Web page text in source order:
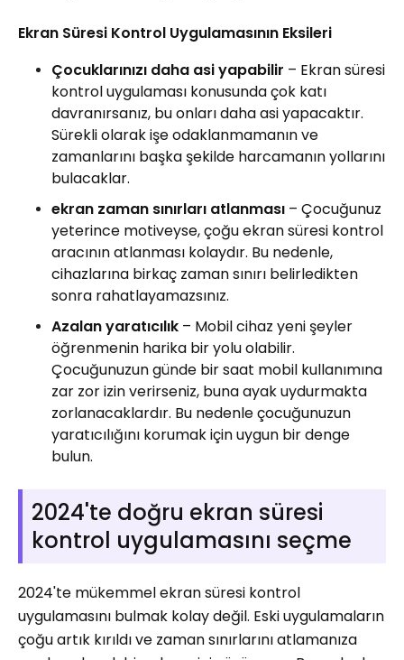
Ekran Süresi Kontrol Uygulamasının Eksileri
Çocuklarınızı daha asi yapabilir – Ekran süresi
kontrol uygulaması konusunda çok katı
davranırsanız, bu onları daha asi yapacaktır.
Sürekli olarak işe odaklanmamanın ve
zamanlarını başka şekilde harcamanın yollarını
bulacaklar.
ekran zaman sınırları atlanması – Çocuğunuz
yeterince motiveyse, çoğu ekran süresi kontrol
aracının atlanması kolaydır. Bu nedenle,
cihazlarına birkaç zaman sınırı belirledikten
sonra rahatlayamazsınız.
Azalan yaratıcılık – Mobil cihaz yeni şeyler
öğrenmenin harika bir yolu olabilir.
Çocuğunuzun günde bir saat mobil kullanımına
zar zor izin verirseniz, buna ayak uydurmakta
zorlanacaklardır. Bu nedenle çocuğunuzun
yaratıcılığını korumak için uygun bir denge
bulun.
2024'te doğru ekran süresi
kontrol uygulamasını seçme
2024'te mükemmel ekran süresi kontrol
uygulamasını bulmak kolay değil. Eski uygulamaların
çoğu artık kırıldı ve zaman sınırlarını atlamanıza